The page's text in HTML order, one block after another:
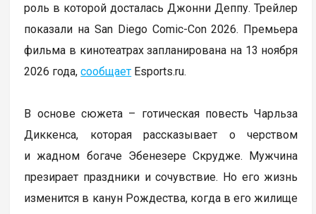
роль в которой досталась Джонни Деппу. Трейлер
показали на San Diego Comic-Con 2026. Премьера
фильма в кинотеатрах запланирована на 13 ноября
2026 года,сообщает Еsports.ru.
В основе сюжета – готическая повесть Чарльза
Диккенса, которая рассказывает о черством
и жадном богаче Эбенезере Скрудже. Мужчина
презирает праздники и сочувствие. Но его жизнь
изменится в канун Рождества, когда в его жилище